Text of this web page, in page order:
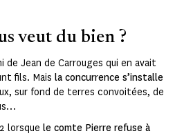
veut du bien ?
de Jean de Carrouges qui en avait
fils. Mais la concurrence s’installe
sur fond de terres convoitées, de
lorsque le comte Pierre refuse à